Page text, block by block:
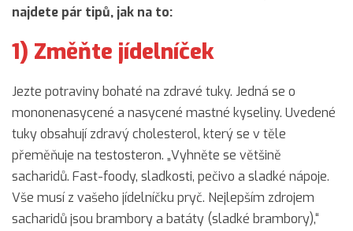
najdete pár tipů, jak na to:
1) Změňte jídelníček
Jezte potraviny bohaté na zdravé tuky. Jedná se o
mononenasycené a nasycené mastné kyseliny. Uvedené
tuky obsahují zdravý cholesterol, který se v těle
přeměňuje na testosteron. „Vyhněte se většině
sacharidů. Fast-foody, sladkosti, pečivo a sladké nápoje.
Vše musí z vašeho jídelníčku pryč. Nejlepším zdrojem
sacharidů jsou brambory a batáty (sladké brambory),“